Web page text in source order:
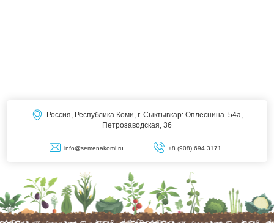
Россия, Республика Коми, г. Сыктывкар: Оплеснина. 54а,
Петрозаводская, 36
info@semenakomi.ru +8 (908) 694 3171